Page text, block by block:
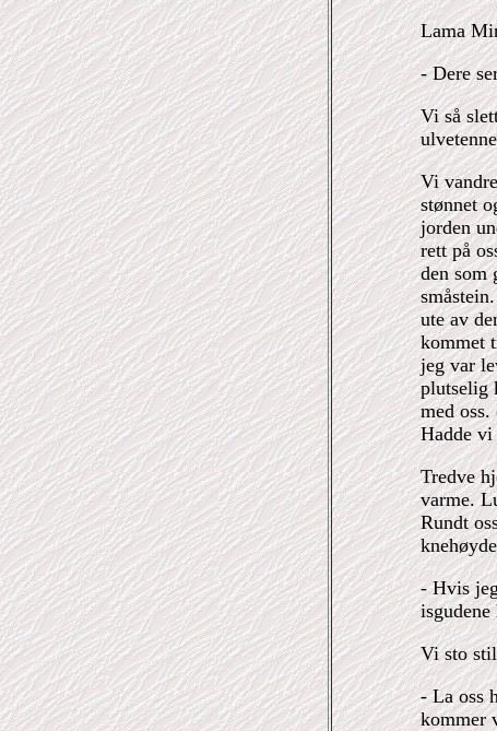
Lama
- Dere
Vi så
Vi
stønnet
jorden
rett på
den som
ute av
kommet
jeg var
plutselig
med
Hadde vi
Tredve
varme.
Rundt
- Hvis
isgudene
Vi sto
- La oss
kommer